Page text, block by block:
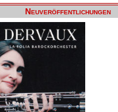
Neuveröffentlichungen